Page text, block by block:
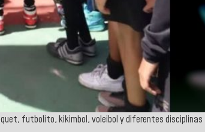
futbolito, kikimbol, voleibol y diferentes disciplinas